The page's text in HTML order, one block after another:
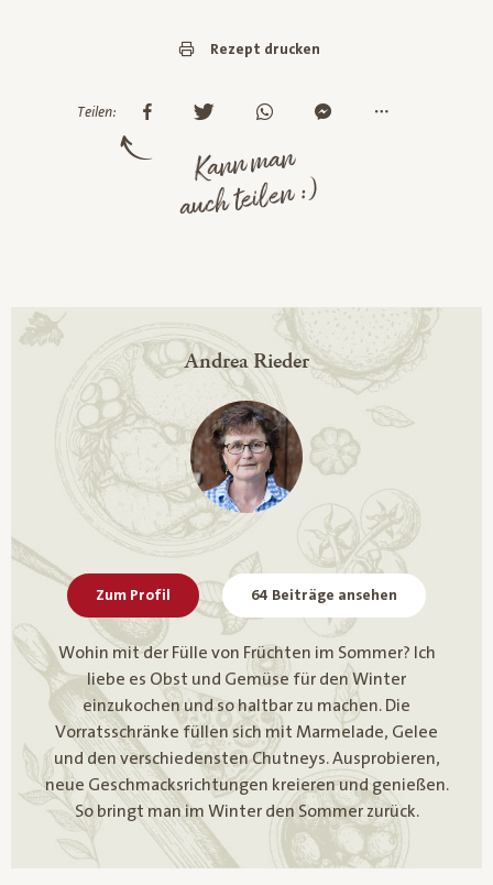
Rezept drucken
Teilen:
Kann man
auch teilen :)
Andrea Rieder
Zum Profil 64 Beiträge ansehen
Wohin mit der Fülle von Früchten im Sommer? Ich
liebe es Obst und Gemüse für den Winter
einzukochen und so haltbar zu machen. Die
Vorratsschränke füllen sich mit Marmelade, Gelee
und den verschiedensten Chutneys. Ausprobieren,
neue Geschmacksrichtungen kreieren und genießen.
So bringt man im Winter den Sommer zurück.